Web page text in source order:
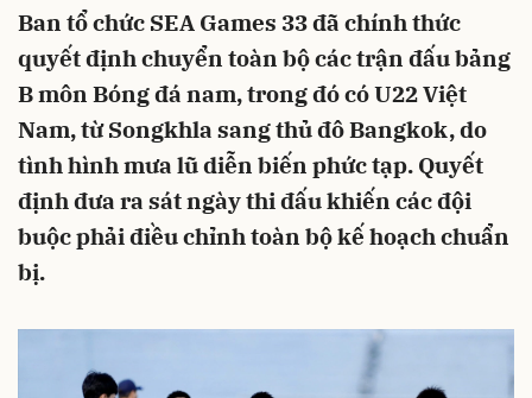
Ban tổ chức SEA Games 33 đã chính thức
quyết định chuyển toàn bộ các trận đấu bảng
B môn Bóng đá nam, trong đó có U22 Việt
Nam, từ Songkhla sang thủ đô Bangkok, do
tình hình mưa lũ diễn biến phức tạp. Quyết
định đưa ra sát ngày thi đấu khiến các đội
buộc phải điều chỉnh toàn bộ kế hoạch chuẩn
bị.